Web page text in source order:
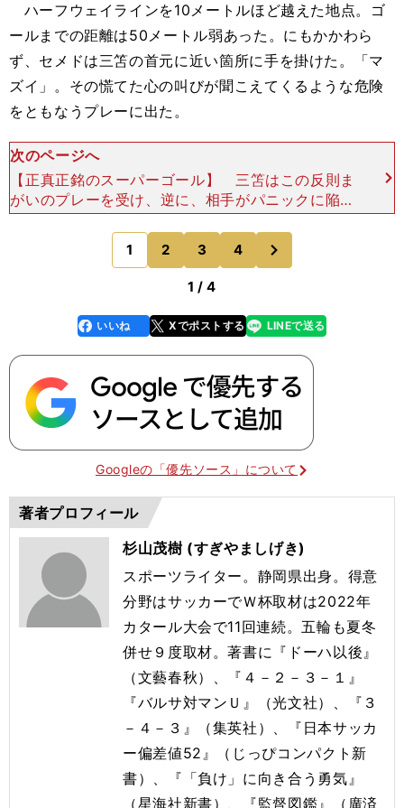
ハーフウェイラインを10メートルほど越えた地点。ゴ
ールまでの距離は50メートル弱あった。にもかかわら
ず、セメドは三笘の首元に近い箇所に手を掛けた。「マ
ズイ」。その慌てた心の叫びが聞こえてくるような危険
をともなうプレーに出た。
次のページへ
【正真正銘のスーパーゴール】 三笘はこの反則ま
がいのプレーを受け、逆に、相手がパニックに陥っ
ていることを察知したのだろう。精神的に乗った。
頭も冴えたかに見えた。 ドリブラーが次々に選手
をかわしてい
1 2 3 4
のページへ
1 / 4
faceboo
k
いいね Xでポストする
line LINEで送る
Googleの「優先ソース」について
著者プロフィール
杉山茂樹 (すぎやましげき)
スポーツライター。静岡県出身。得意
分野はサッカーでＷ杯取材は2022年
カタール大会で11回連続。五輪も夏冬
併せ９度取材。著書に『ドーハ以後』
（文藝春秋）、『４－２－３－１』
『バルサ対マンＵ』（光文社）、『３
－４－３』（集英社）、『日本サッカ
ー偏差値52』（じっぴコンパクト新
書）、『「負け」に向き合う勇気』
（星海社新書）、『監督図鑑』（廣済